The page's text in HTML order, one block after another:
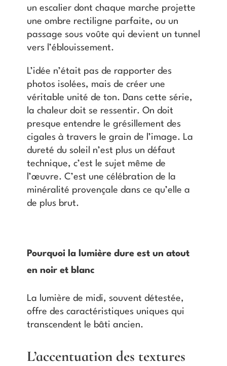
un escalier dont chaque marche projette
une ombre rectiligne parfaite, ou un
passage sous voûte qui devient un tunnel
vers l’éblouissement.
L’idée n’était pas de rapporter des
photos isolées, mais de créer une
véritable unité de ton. Dans cette série,
la chaleur doit se ressentir. On doit
presque entendre le grésillement des
cigales à travers le grain de l’image. La
dureté du soleil n’est plus un défaut
technique, c’est le sujet même de
l’œuvre. C’est une célébration de la
minéralité provençale dans ce qu’elle a
de plus brut.
Pourquoi la lumière dure est un atout
en noir et blanc
La lumière de midi, souvent détestée,
offre des caractéristiques uniques qui
transcendent le bâti ancien.
L’accentuation des textures